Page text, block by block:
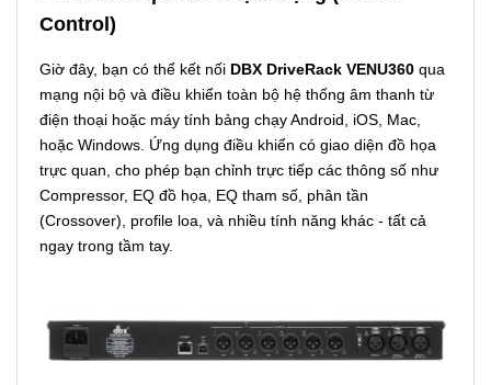
Control)
Giờ đây, bạn có thể kết nối DBX DriveRack VENU360 qua
mạng nội bộ và điều khiển toàn bộ hệ thống âm thanh từ
điện thoại hoặc máy tính bảng chạy Android, iOS, Mac,
hoặc Windows. Ứng dụng điều khiển có giao diện đồ họa
trực quan, cho phép bạn chỉnh trực tiếp các thông số như
Compressor, EQ đồ họa, EQ tham số, phân tần
(Crossover), profile loa, và nhiều tính năng khác - tất cả
ngay trong tầm tay.